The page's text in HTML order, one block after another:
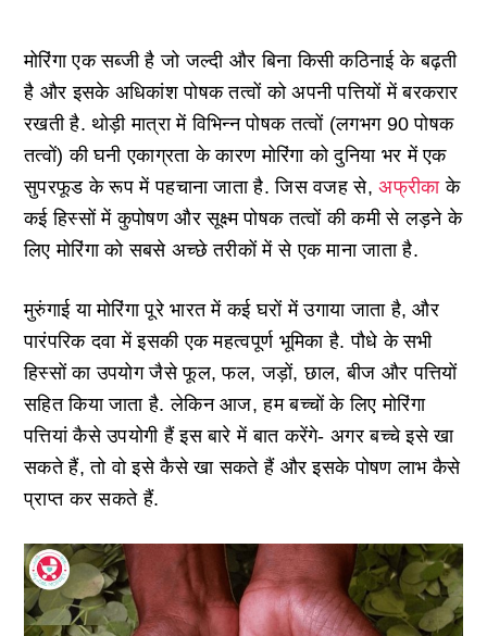
मोरिंगा एक सब्जी है जो जल्दी और बिना किसी कठिनाई के बढ़ती
है और इसके अधिकांश पोषक तत्वों को अपनी पत्तियों में बरकरार
रखती है. थोड़ी मात्रा में विभिन्न पोषक तत्वों (लगभग 90 पोषक
तत्वों) की घनी एकाग्रता के कारण मोरिंगा को दुनिया भर में एक
सुपरफूड के रूप में पहचाना जाता है. जिस वजह से,अफ्रीकाके
कई हिस्सों में कुपोषण और सूक्ष्म पोषक तत्वों की कमी से लड़ने के
लिए मोरिंगा को सबसे अच्छे तरीकों में से एक माना जाता है.
मुरुंगाई या मोरिंगा पूरे भारत में कई घरों में उगाया जाता है, और
पारंपरिक दवा में इसकी एक महत्वपूर्ण भूमिका है. पौधे के सभी
हिस्सों का उपयोग जैसे फूल, फल, जड़ों, छाल, बीज और पत्तियों
सहित किया जाता है. लेकिन आज, हम बच्चों के लिए मोरिंगा
पत्तियां कैसे उपयोगी हैं इस बारे में बात करेंगे- अगर बच्चे इसे खा
सकते हैं, तो वो इसे कैसे खा सकते हैं और इसके पोषण लाभ कैसे
प्राप्त कर सकते हैं.